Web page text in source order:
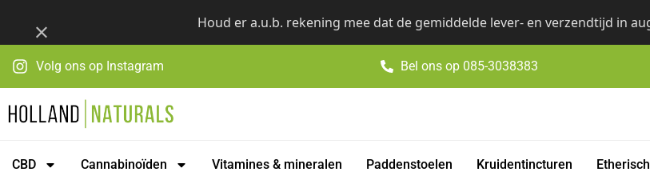
content
Houd er a.u.b. rekening mee dat de gemiddelde lever- en verzendtijd in
Volg ons op Instagram Bel ons op 085-3038383
CBD Cannabinoïden Vitamines & mineralen Paddenstoelen Kruidentincturen